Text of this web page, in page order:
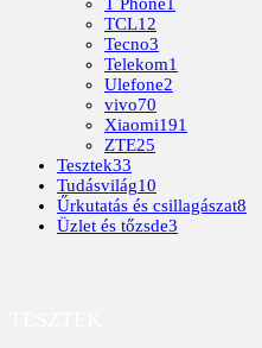
T Phone1
TCL12
Tecno3
Telekom1
Ulefone2
vivo70
Xiaomi191
ZTE25
Tesztek33
Tudásvilág10
Űrkutatás és csillagászat8
Üzlet és tőzsde3